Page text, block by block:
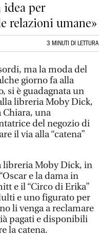
idea per
relazioni umane»
3 MINUTI DI LETTURA
ma la moda del
giorno fa alla
si è guadagnata un
libreria Moby Dick,
Chiara, una
del negozio di
il via alla “catena”
libreria Moby Dick, in
e la dama in
e il “Circo di Erika”
e uno figurato per
li venga a reclamare
pagati e disponibili
la catena.